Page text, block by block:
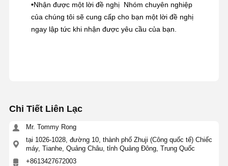
•Nhận được một lời đề nghị ️ Nhóm chuyên nghiệp
của chúng tôi sẽ cung cấp cho bạn một lời đề nghị
ngay lập tức khi nhận được yêu cầu của bạn.
Chi Tiết Liên Lạc
Mr. Tommy Rong
tại 1026-1028, đường 10, thành phố Zhuji (Công quốc tế) Chiếc
máy, Tianhe, Quảng Châu, tỉnh Quảng Đông, Trung Quốc
+8613427672003